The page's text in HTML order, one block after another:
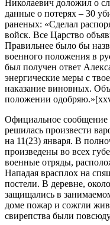
Николаевич доложил о
данные о потерях – 30
раненых: «Сделал
войск. Все Царство
Правильнее было бы
военного положения в
был получен ответ
энергические меры с
наказание виновных.
положении
Официальное сообщение
решилась произвести
на 11(23) января. В
произведены во всех
военные отряды,
Нападая врасплох на
постели. В деревне,
защищались в
доме пожар и сожгли
свирепства были